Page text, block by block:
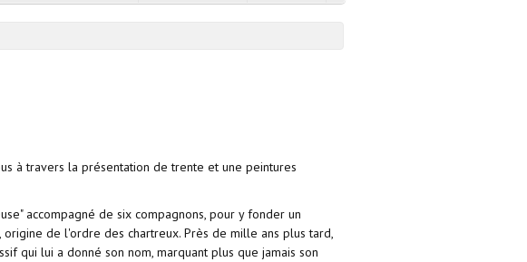
à travers la présentation de trente et une peintures
accompagné de six compagnons, pour y fonder un
de l'ordre des chartreux. Près de mille ans plus tard,
qui lui a donné son nom, marquant plus que jamais son